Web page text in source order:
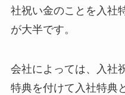
社祝い金のことを入社
が大半です。
会社によっては、入社
特典を付けて入社特典